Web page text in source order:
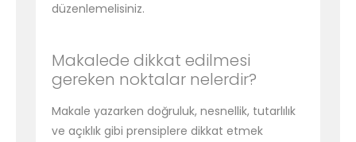
düzenlemelisiniz.
Makalede dikkat edilmesi
gereken noktalar nelerdir?
Makale yazarken doğruluk, nesnellik, tutarlılık
ve açıklık gibi prensiplere dikkat etmek